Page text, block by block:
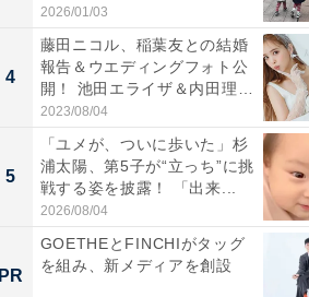
「か...
2026/01/03
4
藤田ニコル、稲葉友との結婚
報告＆ウエディングフォト公
開！ 池田エライザ＆内田理
央...
2023/08/04
5
「ユメが、ついに歩いた」杉
浦太陽、第5子が“立っち”に挑
戦する姿を披露！ 「出来...
2026/08/04
PR
GOETHEとFINCHIがタッグ
を組み、新メディアを創設